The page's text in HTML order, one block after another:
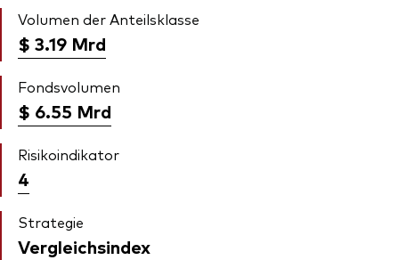
Volumen der Anteilsklasse
$ 3.19 Mrd
Fondsvolumen
$ 6.55 Mrd
Risikoindikator
4
Strategie
Vergleichsindex